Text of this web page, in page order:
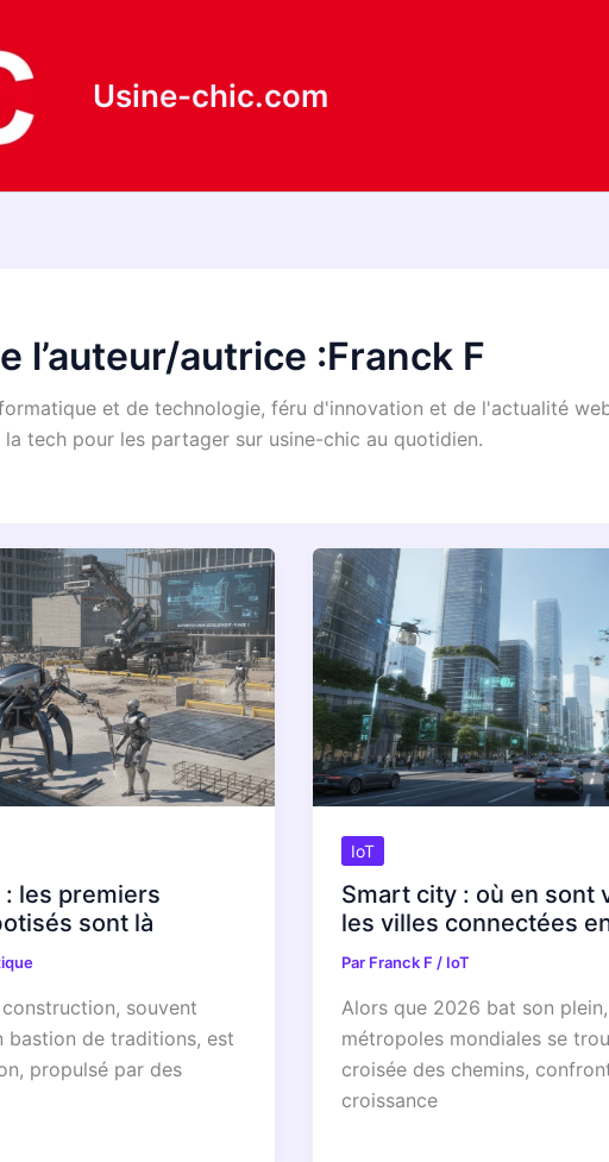
Usine-chic.com
l’auteur/autrice :Franck F
et de technologie, féru d'innovation et de l'actualité
la tech pour les partager sur usine-chic au quotidien.
les premiers
sont là
souvent
bastion de traditions, est
propulsé par des
IoT
Smart city : où en sont
les villes connectées
Par Franck F / IoT
Alors que 2026 bat son
métropoles mondiales se
croisée des chemins,
croissance